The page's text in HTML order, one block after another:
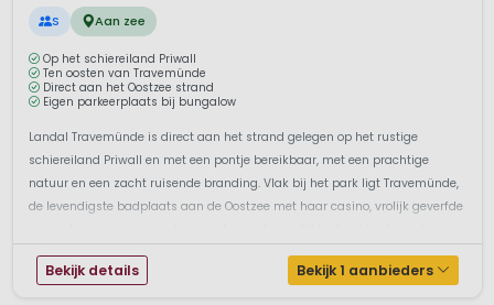
S Aan zee
Op het schiereiland Priwall
Ten oosten van Travemünde
Direct aan het Oostzee strand
Eigen parkeerplaats bij bungalow
Landal Travemünde is direct aan het strand gelegen op het rustige
schiereiland Priwall en met een pontje bereikbaar, met een prachtige
natuur en een zacht ruisende branding. Vlak bij het park ligt Travemünde,
de levendigste badplaats aan de Oostzee met haar casino, vrolijk geverfde
Bekijk details Bekijk 1 aanbieders